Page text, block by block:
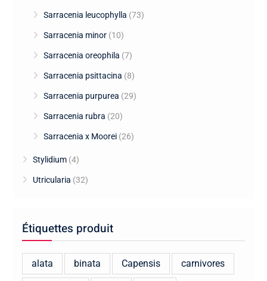
Sarracenia leucophylla (73)
Sarracenia minor (10)
Sarracenia oreophila (7)
Sarracenia psittacina (8)
Sarracenia purpurea (29)
Sarracenia rubra (20)
Sarracenia x Moorei (26)
Stylidium (4)
Utricularia (32)
Étiquettes produit
alata binata Capensis carnivores